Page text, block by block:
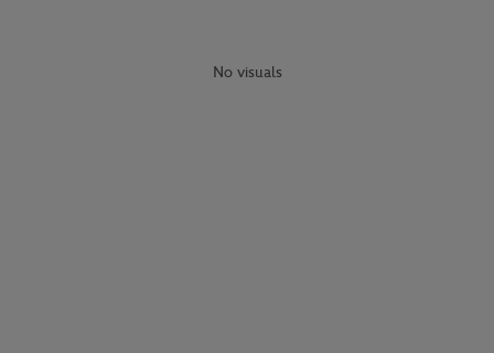
No visuals